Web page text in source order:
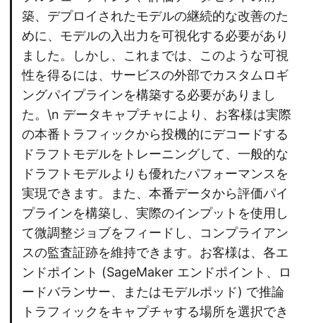
築、デプロイされたモデルの継続的な改善のた
めに、モデルの入出力を可視化する必要があり
ました。しかし、これまでは、このような可視
性を得るには、サービスの外部でカスタムロギ
ングパイプラインを構築する必要がありまし
た。\n データキャプチャにより、お客様は実際
の本番トラフィックから投機的にデコードする
ドラフトモデルをトレーニングして、一般的な
ドラフトモデルよりも優れたパフォーマンスを
実現できます。また、本番データから評価パイ
プラインを構築し、実際のインプットを使用し
て微調整ジョブをフィードし、コンプライアン
スの監査証跡を維持できます。お客様は、各エ
ンドポイント (SageMaker エンドポイント、ロ
ードバランサー、またはモデルポッド) で推論
トラフィックをキャプチャする場所を選択でき